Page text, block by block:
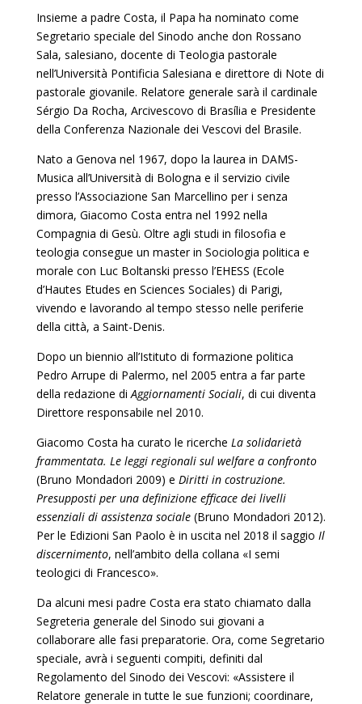
Insieme a padre Costa, il Papa ha nominato come
Segretario speciale del Sinodo anche don Rossano
Sala, salesiano, docente di Teologia pastorale
nell’Università Pontificia Salesiana e direttore di Note di
pastorale giovanile. Relatore generale sarà il cardinale
Sérgio Da Rocha, Arcivescovo di Brasília e Presidente
della Conferenza Nazionale dei Vescovi del Brasile.
Nato a Genova nel 1967, dopo la laurea in DAMS-
Musica all’Università di Bologna e il servizio civile
presso l’Associazione San Marcellino per i senza
dimora, Giacomo Costa entra nel 1992 nella
Compagnia di Gesù. Oltre agli studi in filosofia e
teologia consegue un master in Sociologia politica e
morale con Luc Boltanski presso l’EHESS (Ecole
d’Hautes Etudes en Sciences Sociales) di Parigi,
vivendo e lavorando al tempo stesso nelle periferie
della città, a Saint-Denis.
Dopo un biennio all’Istituto di formazione politica
Pedro Arrupe di Palermo, nel 2005 entra a far parte
della redazione diAggiornamenti Sociali, di cui diventa
Direttore responsabile nel 2010.
Giacomo Costa ha curato le ricerche La solidarietà
frammentata. Le leggi regionali sul welfare a confronto
(Bruno Mondadori 2009) e Diritti in costruzione.
Presupposti per una definizione efficace dei livelli
essenziali di assistenza sociale (Bruno Mondadori 2012).
Per le Edizioni San Paolo è in uscita nel 2018 il saggio Il
discernimento, nell’ambito della collana «I semi
teologici di Francesco».
Da alcuni mesi padre Costa era stato chiamato dalla
Segreteria generale del Sinodo sui giovani a
collaborare alle fasi preparatorie. Ora, come Segretario
speciale, avrà i seguenti compiti, definiti dal
Regolamento del Sinodo dei Vescovi: «Assistere il
Relatore generale in tutte le sue funzioni; coordinare,